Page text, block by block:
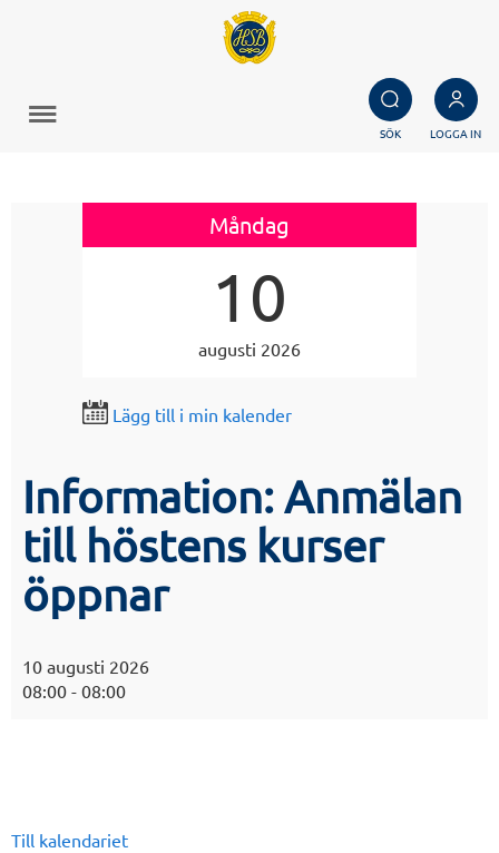
SÖK LOGGA IN
Måndag
10
augusti 2026
Lägg till i min kalender
Information: Anmälan
till höstens kurser
öppnar
10 augusti 2026
08:00 - 08:00
Till kalendariet